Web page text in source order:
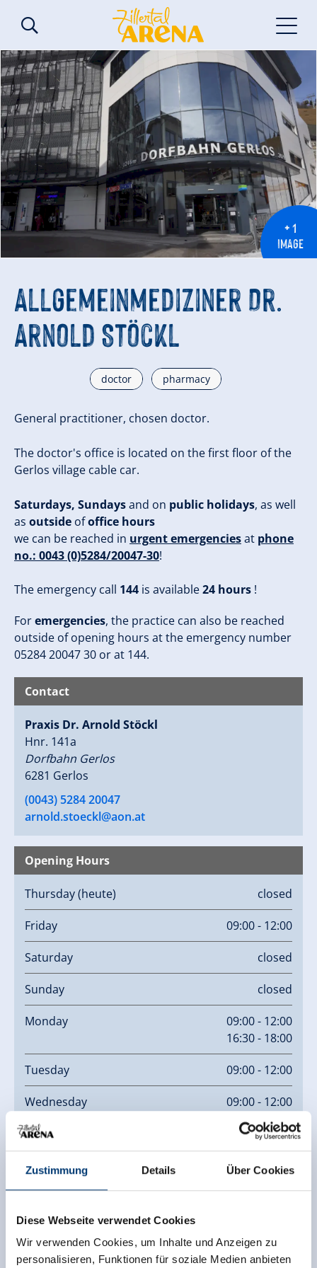
Zustimmung Details Über Cookies
Diese Webseite verwendet Cookies
Wir verwenden Cookies, um Inhalte und Anzeigen zu
personalisieren, Funktionen für soziale Medien anbieten
+ 1
IMAGE
Allgemeinmediziner Dr.
Arnold Stöckl
doctor pharmacy
General practitioner, chosen doctor.
The doctor's office is located on the first floor of the
Gerlos village cable car.
Saturdays, Sundaysand on public holidays, as well
as outside ofoffice hours
we can be reached in urgent emergenciesat phone
no.: 0043 (0)5284/20047-30!
The emergency call 144 is available24 hours !
Foremergencies, the practice can also be reached
outside of opening hours at the emergency number
05284 20047 30 or at 144.
Contact
Praxis Dr. Arnold Stöckl
Hnr. 141a
Dorfbahn Gerlos
6281 Gerlos
(0043) 5284 20047
arnold.stoeckl@aon.at
Opening Hours
Thursday(heute) closed
Friday 09:00 - 12:00
Saturday closed
Sunday closed
Monday
09:00 - 12:00
16:30 - 18:00
Tuesday 09:00 - 12:00
Wednesday
09:00 - 12:00
16:30 - 18:00